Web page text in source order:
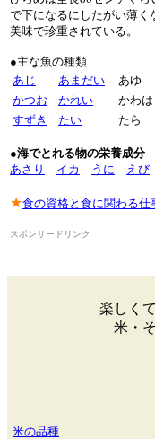
で下になるにしたがい薄く
美味で珍重されている。
●主な魚の種類
あじ
あまだい あゆ
かつお
かれい かわ
すずき
たい たら
●海でとれる物の栄養成分
あさり
イカ うに えび
★食の資格と食に関わる仕
スポンサードリンク
楽しく
米・
米の品種